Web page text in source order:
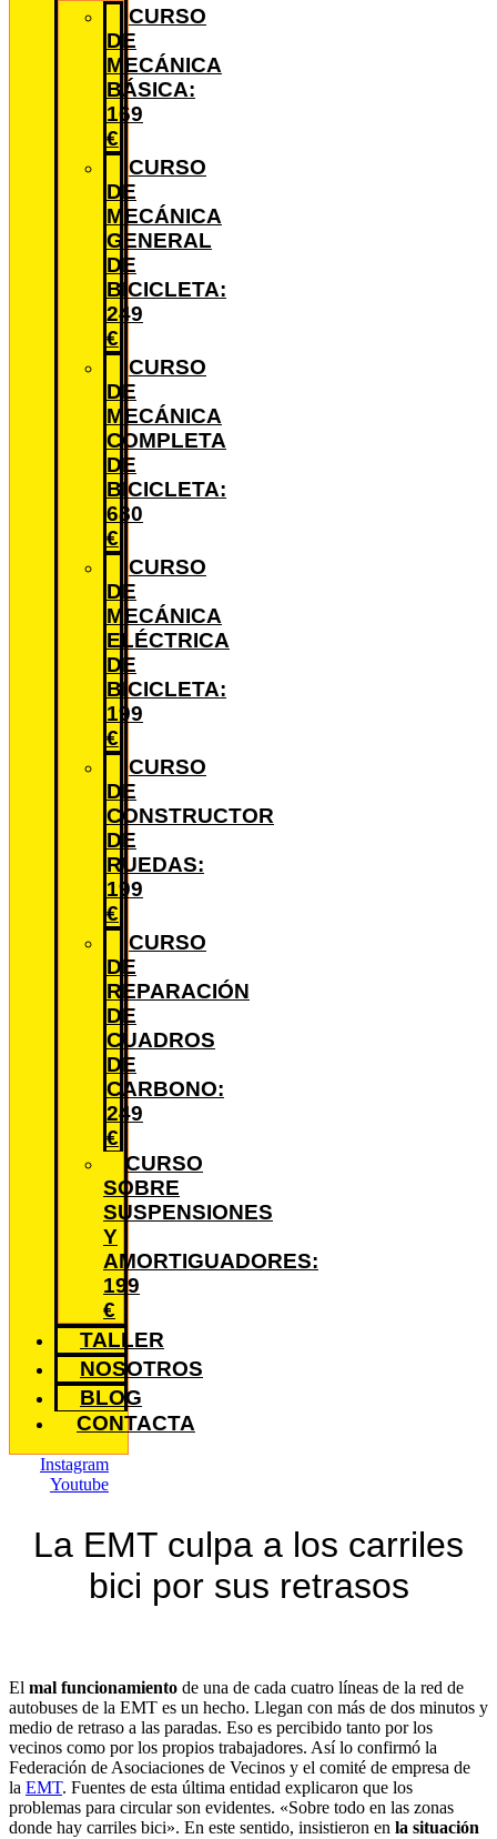
CURSO
DE
MECÁNICA
BÁSICA:
169
€
CURSO
DE
MECÁNICA
GENERAL
DE
BICICLETA:
249
€
CURSO
DE
MECÁNICA
COMPLETA
DE
BICICLETA:
680
€
CURSO
DE
MECÁNICA
ELÉCTRICA
DE
BICICLETA:
199
€
CURSO
DE
CONSTRUCTOR
DE
RUEDAS:
199
€
CURSO
DE
REPARACIÓN
DE
CUADROS
DE
CARBONO:
249
€
CURSO
SOBRE
SUSPENSIONES
Y
AMORTIGUADORES:
199
€
TALLER
NOSOTROS
BLOG
CONTACTA
Instagram
Youtube
La EMT culpa a los carriles
bici por sus retrasos
El mal funcionamiento de una de cada cuatro líneas de la red de
autobuses de la EMT es un hecho. Llegan con más de dos minutos y
medio de retraso a las paradas. Eso es percibido tanto por los
vecinos como por los propios trabajadores. Así lo confirmó la
Federación de Asociaciones de Vecinos y el comité de empresa de
la EMT. Fuentes de esta última entidad explicaron que los
problemas para circular son evidentes. «Sobre todo en las zonas
donde hay carriles bici». En este sentido, insistieron en la situación